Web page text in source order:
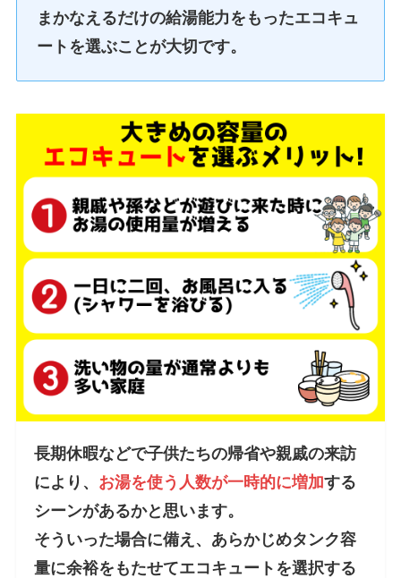
まかなえるだけの給湯能力をもったエコキュ
ートを選ぶことが大切です。
長期休暇などで子供たちの帰省や親戚の来訪
により、 お湯を使う人数が一時的に増加する
シーンがあるかと思います。
そういった場合に備え、あらかじめタンク容
量に余裕をもたせてエコキュートを選択する